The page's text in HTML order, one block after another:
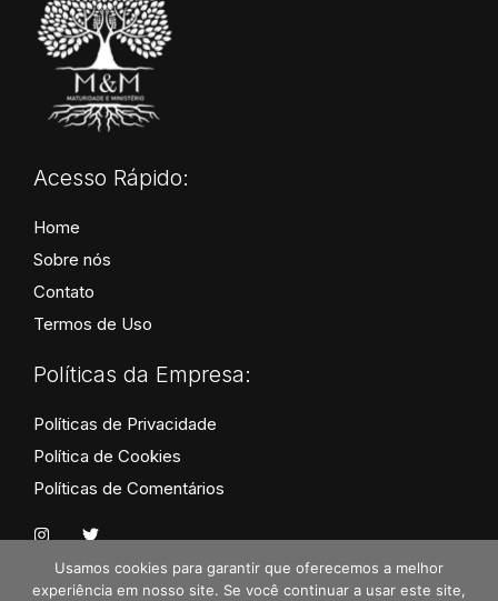
Acesso Rápido:
Home
Sobre nós
Contato
Termos de Uso
Políticas da Empresa:
Políticas de Privacidade
Política de Cookies
Políticas de Comentários
I T
i
Usamos cookies para garantir que oferecemos a melhor
experiência em nosso site. Se você continuar a usar este site,